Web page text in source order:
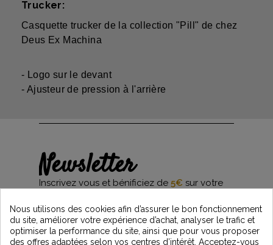
Trucker:
Casquette trucker de la collection "Pill" de chez
Deus Ex Machina
- Logo sur le devant
- Ajusteur de pression à l'arrière
Newsletter
Inscrivez vous et bénificiez de 5€ sur votre
et restez informés des dernières nouveautés
Vintage Motors
Nous utilisons des cookies afin d’assurer le bon fonctionnement
du site, améliorer votre expérience d’achat, analyser le trafic et
optimiser la performance du site, ainsi que pour vous proposer
des offres adaptées selon vos centres d’intérêt. Acceptez-vous